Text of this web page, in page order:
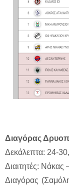
Διαγόρας
Δεκάλεπτα: 24-
Διαιτητές: Νάκας
Διαγόρας